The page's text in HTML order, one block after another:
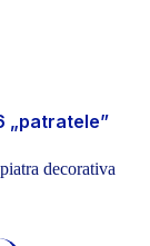
„patratele”
decorativa